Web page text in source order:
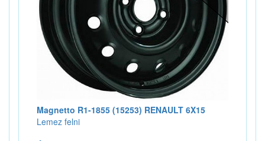
Magnetto R1-1855 (15253) RENAULT 6X15
Lemez felni